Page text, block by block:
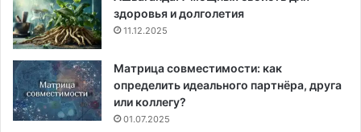
здоровья и долголетия
11.12.2025
Матрица совместимости: как
определить идеального партнёра, друга
или коллегу?
01.07.2025